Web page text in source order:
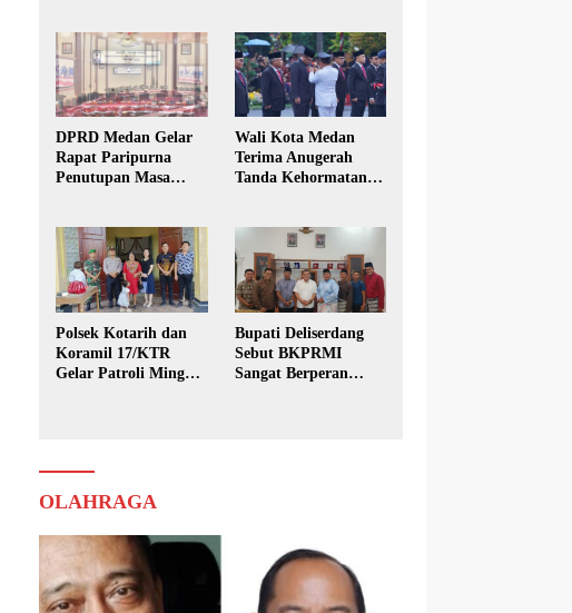
DPRD Medan Gelar
Rapat Paripurna
Penutupan Masa
Wali Kota Medan
Terima Anugerah
Tanda Kehormatan
Polsek Kotarih dan
Koramil 17/KTR
Gelar Patroli Minggu
Bupati Deliserdang
Sebut BKPRMI
Sangat Berperan
OLAHRAGA